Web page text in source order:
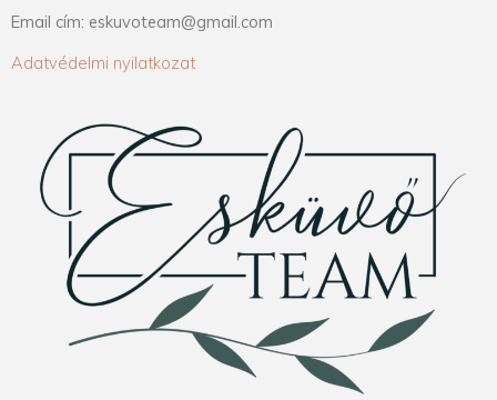
Email cím: eskuvoteam@gmail.com
Adatvédelmi nyilatkozat